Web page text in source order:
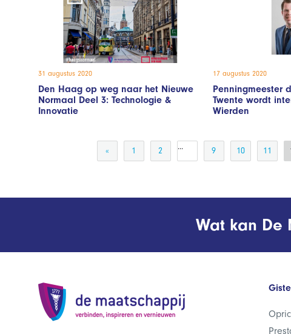
31 augustus 2020
Den Haag op weg naar het Nieuwe
Normaal Deel 3: Technologie &
Innovatie
17 augustus 2020
Penningmeester
Twente wordt
Wierden
« 1 2 ... 9 10 11
Wat kan De